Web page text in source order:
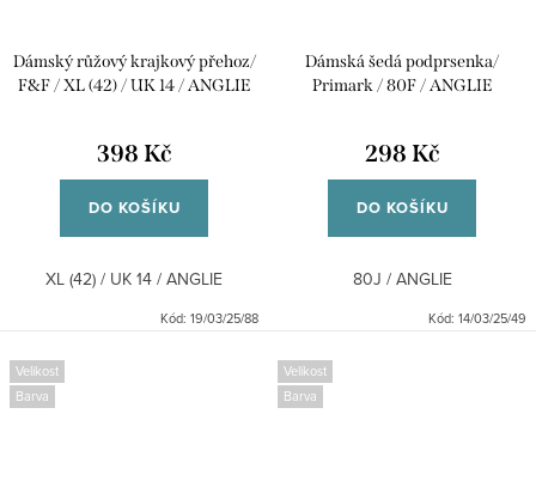
Dámský růžový krajkový přehoz/
F&F / XL (42) / UK 14 / ANGLIE
398 Kč
DO KOŠÍKU
XL (42) / UK 14 / ANGLIE
Kód: 19/03/25/88
Dámská šedá podprsenka/
Primark / 80F / ANGLIE
298 Kč
DO KOŠÍKU
80J / ANGLIE
Kód: 14/03/25/49
Velikost
Barva
Velikost
Barva